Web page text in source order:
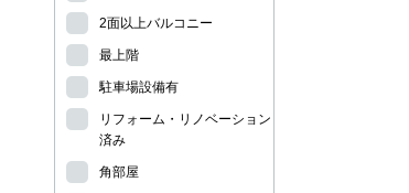
2面以上バルコニー
最上階
駐車場設備有
リフォーム・リノベーション
済み
角部屋